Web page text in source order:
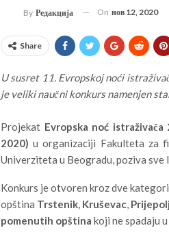
By Редакција On нов 12, 2020
Share
U susret 11. Evropskoj noći
je veliki naučni konkurs namenjen
Projekat Evropska noć
2020)u organizaciji Fakulteta za
Univerziteta u Beogradu, poziva sve
Konkurs je otvoren kroz dve
opština Trstenik, Kruševac,
pomenutih opština koji ne spadaju